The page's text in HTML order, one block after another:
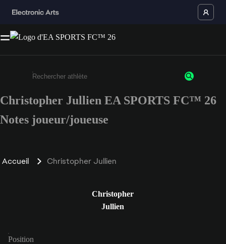
Saisissez au moins 3 caractères ou chiffres.
Christopher Jullien EA SPORTS FC™ 26
Notes joueur/joueuse
Accueil Christopher Jullien
Christopher
Jullien
Position